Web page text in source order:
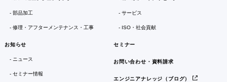
部品加工
修理・アフターメンテナンス・工事
サービス
ISO・社会貢献
お知らせ
ニュース
セミナー情報
セミナー
お問い合わせ・資料請求
エンジニアナレッジ（ブログ）